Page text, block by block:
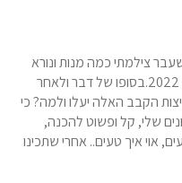
לשנת 2022!! בשבוע שעבר צילמתי כמה מנות ונורא
התלבטתי איזה מתכון יעלה אחרון לשנת 2022.בסופו של דבר ולאחר
הקבב האלה יעלו ולמה? כי
שלי, קל ופשוט להכנה,
אוי איך טעים.. אחרי שתכינו